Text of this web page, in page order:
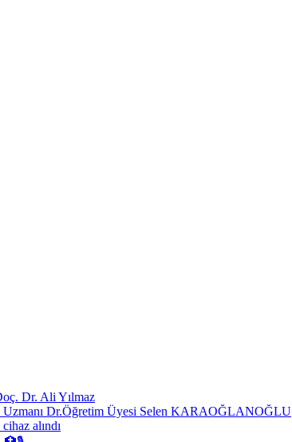
Dr. Ali Yılmaz
Uzmanı Dr.Öğretim Üyesi Selen KARAOĞLANOĞLU
alındı